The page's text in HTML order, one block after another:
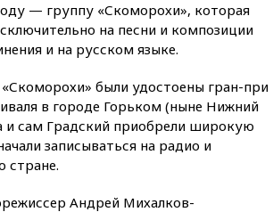
— группу «Скоморохи», которая
на песни и композиции
и на русском языке.
были удостоены гран-при
в городе Горьком (ныне Нижний
и сам Градский приобрели широкую
записываться на радио и
стране.
Андрей Михалков-